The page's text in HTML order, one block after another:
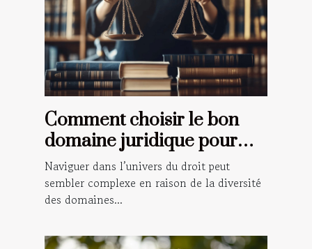
Comment choisir le bon
domaine juridique pour
votre situation ?
Naviguer dans l’univers du droit peut
sembler complexe en raison de la diversité
des domaines...